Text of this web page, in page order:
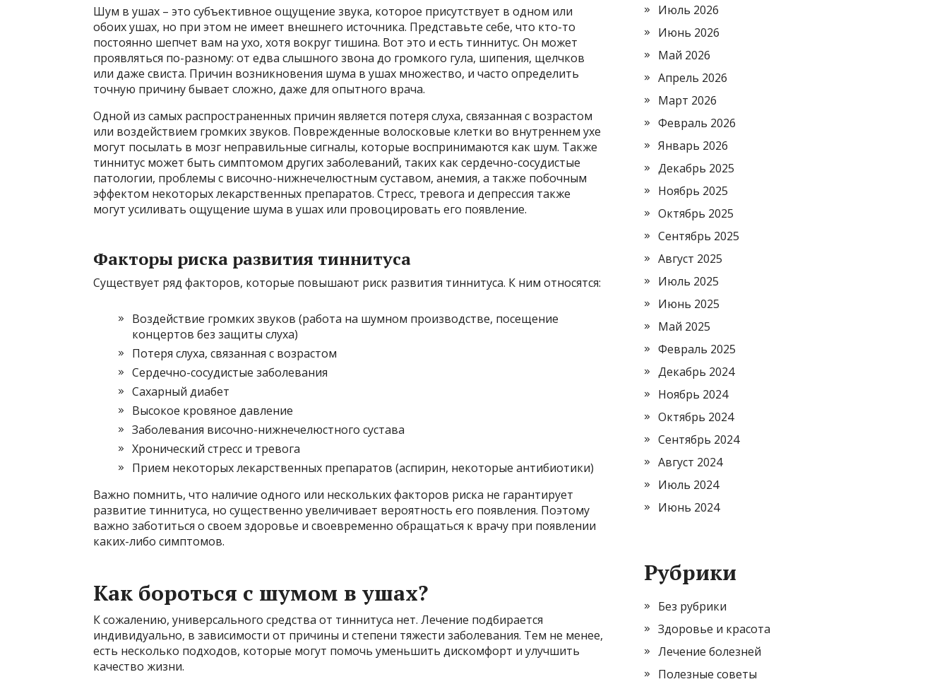
Шум в ушах – это субъективное ощущение звука, которое присутствует в одном или
обоих ушах, но при этом не имеет внешнего источника. Представьте себе, что кто-то
постоянно шепчет вам на ухо, хотя вокруг тишина. Вот это и есть тиннитус. Он может
проявляться по-разному: от едва слышного звона до громкого гула, шипения, щелчков
или даже свиста. Причин возникновения шума в ушах множество, и часто определить
точную причину бывает сложно, даже для опытного врача.
Одной из самых распространенных причин является потеря слуха, связанная с возрастом
или воздействием громких звуков. Поврежденные волосковые клетки во внутреннем ухе
могут посылать в мозг неправильные сигналы, которые воспринимаются как шум. Также
тиннитус может быть симптомом других заболеваний, таких как сердечно-сосудистые
патологии, проблемы с височно-нижнечелюстным суставом, анемия, а также побочным
эффектом некоторых лекарственных препаратов. Стресс, тревога и депрессия также
могут усиливать ощущение шума в ушах или провоцировать его появление.
Факторы риска развития тиннитуса
Существует ряд факторов, которые повышают риск развития тиннитуса. К ним относятся:
Воздействие громких звуков (работа на шумном производстве, посещение
концертов без защиты слуха)
Потеря слуха, связанная с возрастом
Сердечно-сосудистые заболевания
Сахарный диабет
Высокое кровяное давление
Заболевания височно-нижнечелюстного сустава
Хронический стресс и тревога
Прием некоторых лекарственных препаратов (аспирин, некоторые антибиотики)
Важно помнить, что наличие одного или нескольких факторов риска не гарантирует
развитие тиннитуса, но существенно увеличивает вероятность его появления. Поэтому
важно заботиться о своем здоровье и своевременно обращаться к врачу при появлении
каких-либо симптомов.
Как бороться с шумом в ушах?
К сожалению, универсального средства от тиннитуса нет. Лечение подбирается
индивидуально, в зависимости от причины и степени тяжести заболевания. Тем не менее,
есть несколько подходов, которые могут помочь уменьшить дискомфорт и улучшить
качество жизни.
Июль 2026
Июнь 2026
Май 2026
Апрель 2026
Март 2026
Февраль 2026
Январь 2026
Декабрь 2025
Ноябрь 2025
Октябрь 2025
Сентябрь 2025
Август 2025
Июль 2025
Июнь 2025
Май 2025
Февраль 2025
Декабрь 2024
Ноябрь 2024
Октябрь 2024
Сентябрь 2024
Август 2024
Июль 2024
Июнь 2024
Рубрики
Без рубрики
Здоровье и красота
Лечение болезней
Полезные советы